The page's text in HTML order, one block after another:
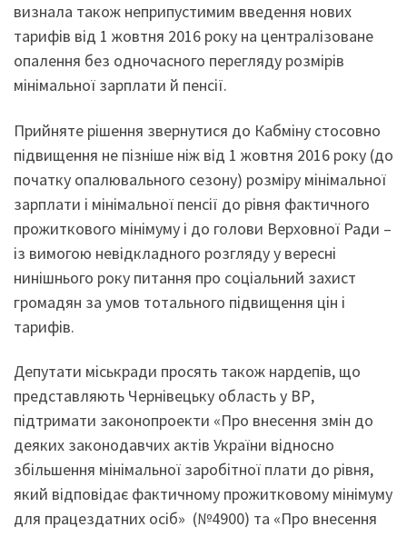
визнала також неприпустимим введення нових
тарифів від 1 жовтня 2016 року на централізоване
опалення без одночасного перегляду розмірів
мінімальної зарплати й пенсії.
Прийняте рішення звернутися до Кабміну стосовно
підвищення не пізніше ніж від 1 жовтня 2016 року (до
початку опалювального сезону) розміру мінімальної
зарплати і мінімальної пенсії до рівня фактичного
прожиткового мінімуму і до голови Верховної Ради –
із вимогою невідкладного розгляду у вересні
нинішнього року питання про соціальний захист
громадян за умов тотального підвищення цін і
тарифів.
Депутати міськради просять також нардепів, що
представляють Чернівецьку область у ВР,
підтримати законопроекти «Про внесення змін до
деяких законодавчих актів України відносно
збільшення мінімальної заробітної плати до рівня,
який відповідає фактичному прожитковому мінімуму
для працездатних осіб» (№4900) та «Про внесення